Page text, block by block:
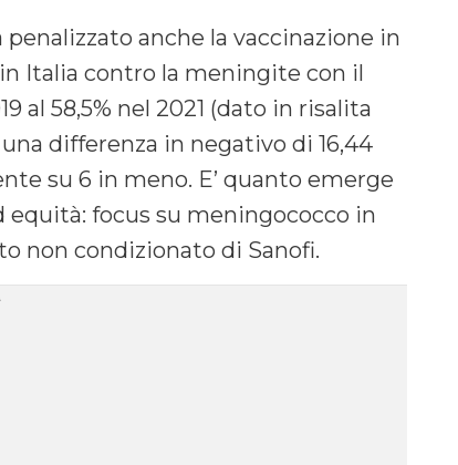
penalizzato anche la vaccinazione in
Italia contro la meningite con il
al 58,5% nel 2021 (dato in risalita
differenza in negativo di 16,44
su 6 in meno. E’ quanto emerge
equità: focus su meningococco in
non condizionato di Sanofi.